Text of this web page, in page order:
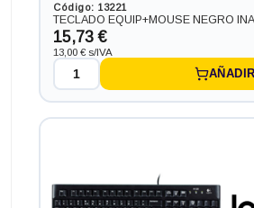
Código: 13221
TECLADO EQUIP+MOUSE NEGRO
15,73 €
13,00 € s/IVA
AÑADIR